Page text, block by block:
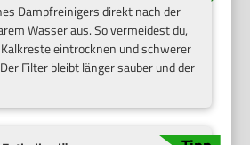
Dampfreinigers direkt nach der
Wasser aus. So vermeidest du,
eintrocknen und schwerer
Filter bleibt länger sauber und der